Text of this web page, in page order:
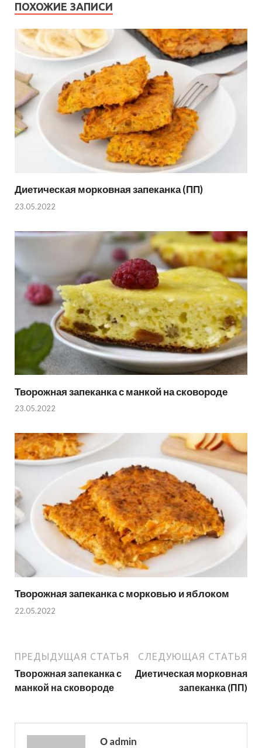
ПОХОЖИЕ ЗАПИСИ
Диетическая морковная запеканка (ПП)
23.05.2022
Творожная запеканка с манкой на сковороде
23.05.2022
Творожная запеканка с морковью и яблоком
22.05.2022
ПРЕДЫДУЩАЯ СТАТЬЯ
Творожная запеканка с
манкой на сковороде
СЛЕДУЮЩАЯ СТАТЬЯ
Диетическая морковная
запеканка (ПП)
О admin